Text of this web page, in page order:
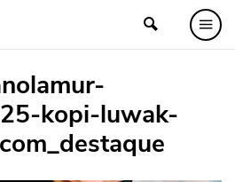
kopi-luwak-